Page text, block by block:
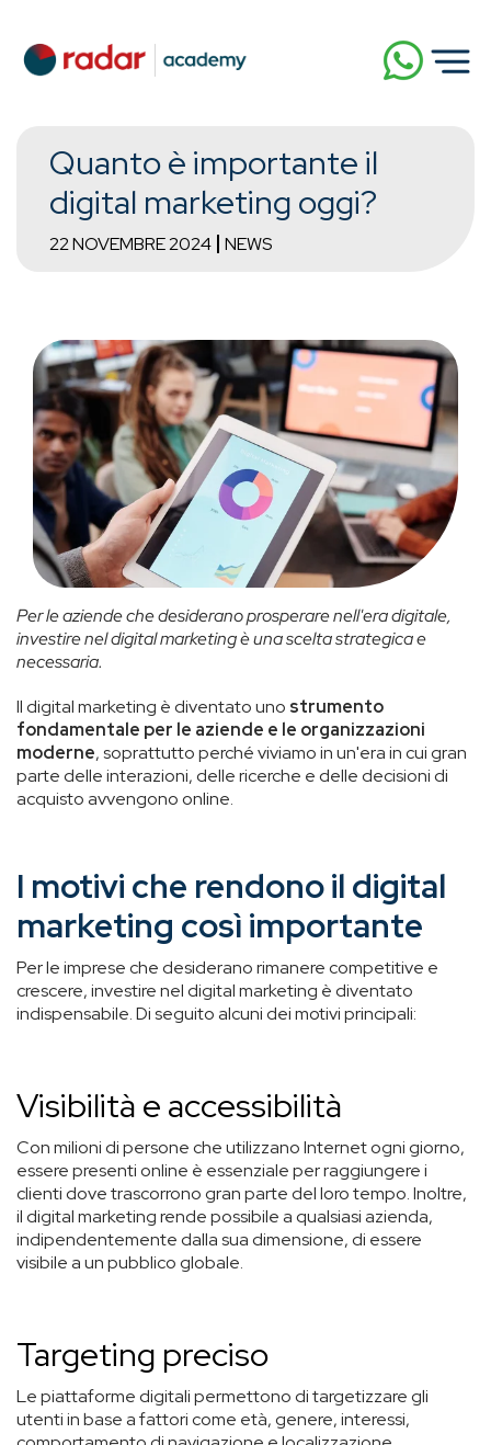
Quanto è importante il
digital marketing oggi?
22 NOVEMBRE 2024 NEWS
Per le aziende che desiderano prosperare nell'era digitale,
investire nel digital marketing è una scelta strategica e
necessaria.
Il digital marketing è diventato uno strumento
fondamentale per le aziende e le organizzazioni
moderne, soprattutto perché viviamo in un'era in cui gran
parte delle interazioni, delle ricerche e delle decisioni di
acquisto avvengono online.
I motivi che rendono il digital
marketing così importante
Per le imprese che desiderano rimanere competitive e
crescere, investire nel digital marketing è diventato
indispensabile. Di seguito alcuni dei motivi principali:
Visibilità e accessibilità
Con milioni di persone che utilizzano Internet ogni giorno,
essere presenti online è essenziale per raggiungere i
clienti dove trascorrono gran parte del loro tempo. Inoltre,
il digital marketing rende possibile a qualsiasi azienda,
indipendentemente dalla sua dimensione, di essere
visibile a un pubblico globale.
Targeting preciso
Le piattaforme digitali permettono di targetizzare gli
utenti in base a fattori come età, genere, interessi,